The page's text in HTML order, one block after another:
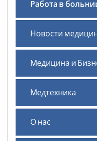
Работа в
Новости
Медицина и
Медтехника
О нас